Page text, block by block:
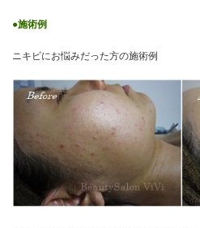
●施術例
ニキビにお悩みだった方の施術例